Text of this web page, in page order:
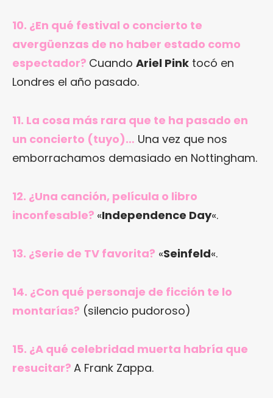
10. ¿En qué festival o concierto te
avergüenzas de no haber estado como
espectador? Cuando Ariel Pink tocó en
Londres el año pasado.
11. La cosa más rara que te ha pasado en
un concierto (tuyo)… Una vez que nos
emborrachamos demasiado en Nottingham.
12. ¿Una canción, película o libro
inconfesable? «Independence Day«.
13. ¿Serie de TV favorita? «Seinfeld«.
14. ¿Con qué personaje de ficción te lo
montarías? (silencio pudoroso)
15. ¿A qué celebridad muerta habría que
resucitar? A Frank Zappa.